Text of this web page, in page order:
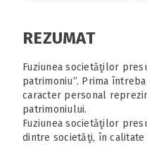
REZUMAT
Fuziunea societăţilor
patrimoniu”. Prima
caracter personal
patrimoniului.
Fuziunea societăţilor
dintre societăţi, în